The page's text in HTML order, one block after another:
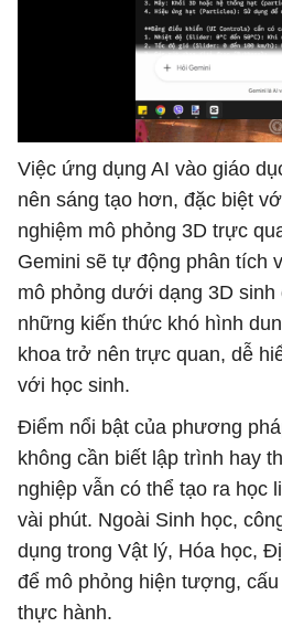
Việc ứng dụng AI vào giáo
nên sáng tạo hơn, đặc biệt
nghiệm mô phỏng 3D trực
Gemini sẽ tự động phân tích
mô phỏng dưới dạng 3D
những kiến thức khó hình
khoa trở nên trực quan, dễ
với học sinh.
Điểm nổi bật của phương
không cần biết lập trình hay
nghiệp vẫn có thể tạo ra học
vài phút. Ngoài Sinh học,
dụng trong Vật lý, Hóa học,
để mô phỏng hiện tượng,
thực hành.